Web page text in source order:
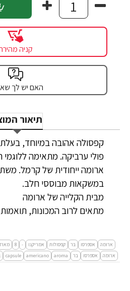
קניה
האם יש לך
תיאור
פולי ערביקה. מתאימה
ארומה ייחודית של קרמל.
במשקאות מבוססי חלב.
מבית הקלייה של ארומה
מתאים לרוב המכונות,
ארומה אספרסו בר קפסולות אמריקנו -
8
ארומה
אספרסו בר aroma
americano
capsule